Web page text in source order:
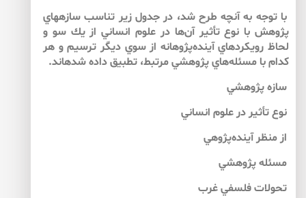
با توجه به آنچه طرح شد، در جدول زير تناسب سازه­هاي
پژوهش با نوع تأثير آن‌ها در علوم انساني از يك سو و
لحاظ رويكردهاي آينده‌پژوهانه از سوي ديگر ترسيم و هر
كدام با مسئله‌هاي پژوهشي مرتبط، تطبيق داده شده­اند.
سازه پژوهشي
نوع تأثير در علوم انساني
از منظر آينده‌پژوهي
مسئله پژوهشي
تحولات فلسفي غرب